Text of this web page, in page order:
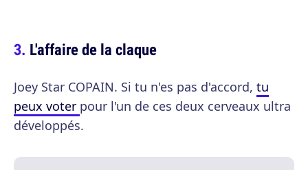
L'affaire de la claque
Joey Star COPAIN. Si tu n'es pas d'accord, tu
peux voter pour l'un de ces deux cerveaux ultra
développés.